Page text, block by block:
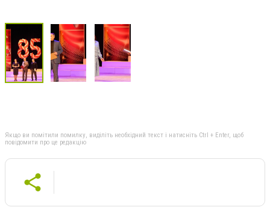
Якщо ви помітили помилку, виділіть необхідний текст і натисніть Ctrl + Enter, щоб
повідомити про це редакцію